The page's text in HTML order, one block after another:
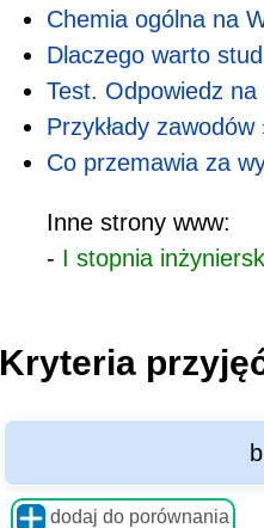
Chemia ogólna na
Dlaczego warto
Test. Odpowiedz
Przykłady zawodów
Co przemawia za
Inne strony www:
- I stopnia
Kryteria
dodaj do porównania